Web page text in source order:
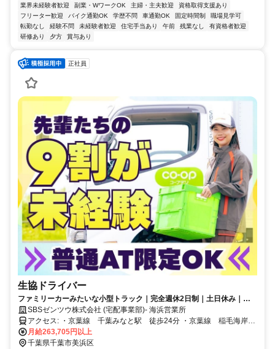
業界未経験者歓迎 副業・WワークOK 主婦・主夫歓迎
資格取得支援あり
フリーター歓迎
バイク通勤OK 学歴不問 車通勤OK 固定時間制
職場見学可
転勤なし
経験不問 未経験者歓迎 住宅手当あり 午前 残業なし
有資格者歓迎
研修あり
夕方 賞与あり
正社員
生協ドライバー
ファミリーカーみたいな小型トラック｜完全週休2日制｜土日休み｜こ
の先家族が増えても安心の大手企業
SBSゼンツウ株式会社 (宅配事業部)- 海浜営業所
アクセス: ・京葉線 千葉みなと駅 徒歩24分 ・京葉線 稲毛海岸
駅 徒歩20分
月給263,705円以上
千葉県千葉市美浜区